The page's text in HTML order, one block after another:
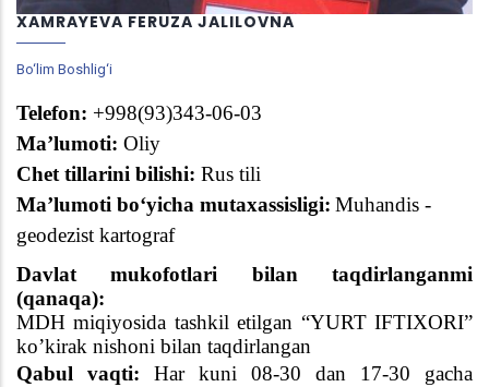
XAMRAYEVA FERUZA JALILOVNA
Bo‘lim Boshlig‘i
Telefon: +998(93)343-06-03
Ma’lumoti: Oliy
Chet tillarini bilishi: Rus tili
Ma’lumoti boʻyicha mutaxassisligi: Muhandis -
geodezist kartograf
Davlat mukofotlari bilan taqdirlanganmi
(qanaqa):
MDH miqiyosida tashkil etilgan “YURT IFTIXORI”
ko’kirak nishoni bilan taqdirlangan
Qabul vaqti: Har kuni 08-30 dan 17-30 gacha